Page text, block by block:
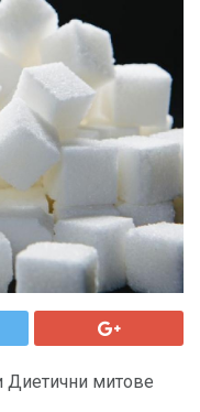
Диетични митове